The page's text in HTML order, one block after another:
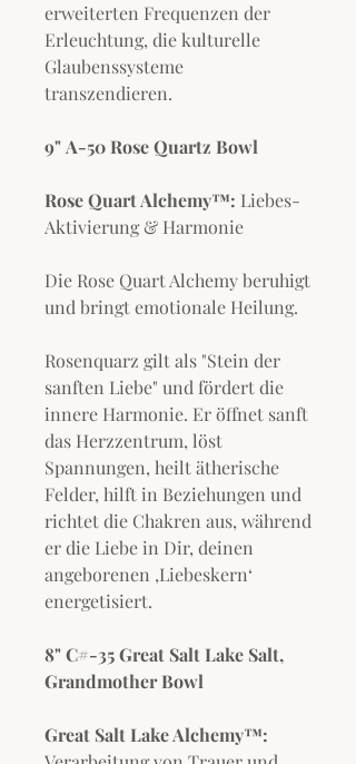
erweiterten Frequenzen der
Erleuchtung, die kulturelle
Glaubenssysteme
transzendieren.
9" A-50 Rose Quartz Bowl
Rose Quart Alchemy™: Liebes-
Aktivierung & Harmonie
Die Rose Quart Alchemy beruhigt
und bringt emotionale Heilung.
Rosenquarz gilt als "Stein der
sanften Liebe" und fördert die
innere Harmonie. Er öffnet sanft
das Herzzentrum, löst
Spannungen, heilt ätherische
Felder, hilft in Beziehungen und
richtet die Chakren aus, während
er die Liebe in Dir, deinen
angeborenen ‚Liebeskern‘
energetisiert.
8" C#-35 Great Salt Lake Salt,
Grandmother Bowl
Great Salt Lake Alchemy™: